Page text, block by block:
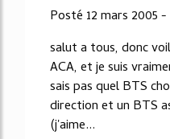
Posté 12 mars 2005 -
salut a tous, donc
ACA, et je suis
sais pas quel BTS
direction et un BTS
(j'aime...